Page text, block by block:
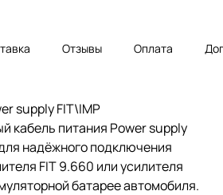
Отзывы Оплата
supply FIT\IMP
кабель питания Power supply
надёжного подключения
FIT 9.660 или усилителя
батарее автомобиля.